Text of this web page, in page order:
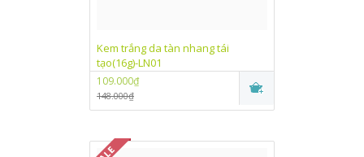
Kem trắng da tàn nhang tái
tạo(16g)-LN01
109.000₫
148.000₫